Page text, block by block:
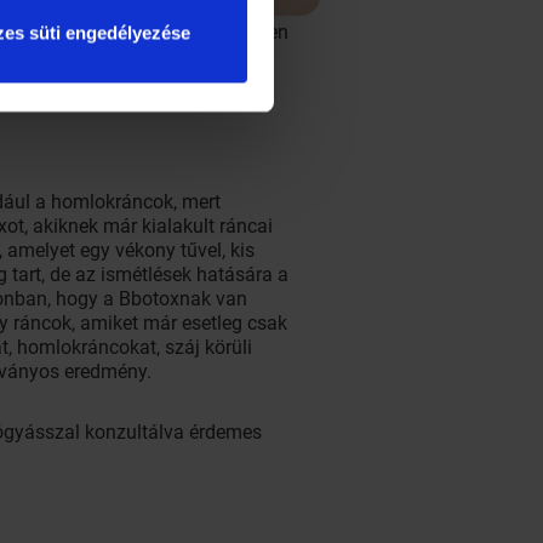
süti engedélyezéseA kezelést követően
jelentkezik, amikor beindul a
a homlokráncok, mert
akiknek már kialakult ráncai
egy vékony tűvel, kis
de az ismétlések hatására a
hogy a Bbotoxnak van
ráncok, amiket már esetleg csak
homlokráncokat, száj körüli
eredmény.
konzultálva érdemes